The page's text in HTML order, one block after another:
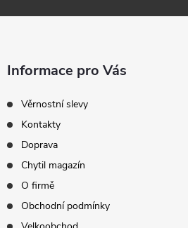
Informace pro Vás
Věrnostní slevy
Kontakty
Doprava
Chytil magazín
O firmě
Obchodní podmínky